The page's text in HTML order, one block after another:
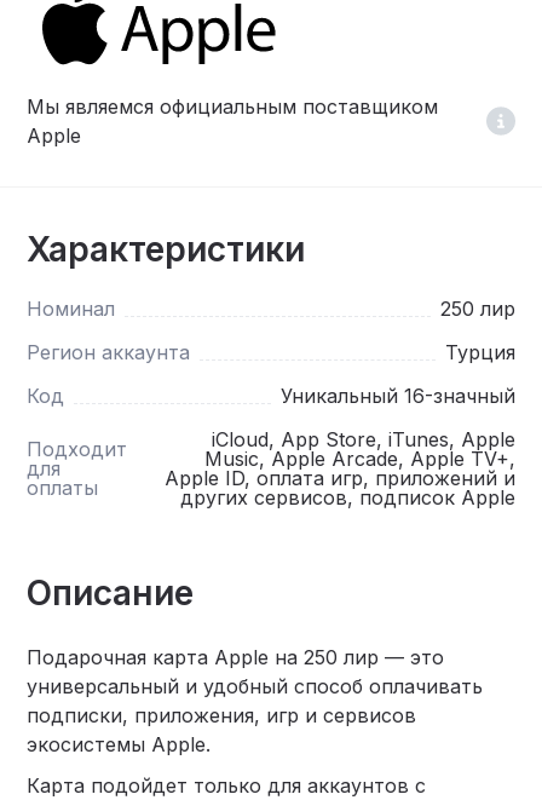
Мы являемся официальным поставщиком
Apple
Характеристики
Номинал
250 лир
Регион аккаунта
Турция
Код
Уникальный 16-значный
Подходит
для
оплаты
iCloud, App Store, iTunes, Apple
Music, Apple Arcade, Apple TV+,
Apple ID, оплата игр, приложений и
других сервисов, подписок Apple
Описание
Подарочная карта Apple на 250 лир — это
универсальный и удобный способ оплачивать
подписки, приложения, игр и сервисов
экосистемы Apple.
Карта подойдет только для аккаунтов с